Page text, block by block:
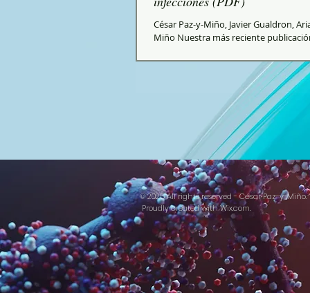
César Paz-y-Miño, Javier Gualdron,
Miño Nuestra más reciente
© 2025 All rights reserved - César Paz-y-Miño.
Proudly created withWix.com.